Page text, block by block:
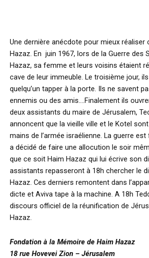
Une dernière anécdote pour mieux réaliser
Hazaz. En juin 1967, lors de la Guerre des
Hazaz, sa femme et leurs voisins étaient
cave de leur immeuble. Le troisième jour,
quelqu’un tapper à la porte. Ils ne savent
ennemis ou des amis….Finalement ils
deux assistants du maire de Jérusalem,
annoncent que la vieille ville et le Kotel
mains de l’armée israélienne. La guerre est
a décidé de faire une allocution le soir
que ce soit Haim Hazaz qui lui écrive son
assistants repasseront à 18h chercher le
Hazaz. Ces derniers remontent dans
dicte et Aviva tape à la machine. A 18h
discours officiel de la réunification de
Hazaz.
Fondation à la Mémoire de Haim Hazaz
18 rue Hovevei Zion – Jérusalem